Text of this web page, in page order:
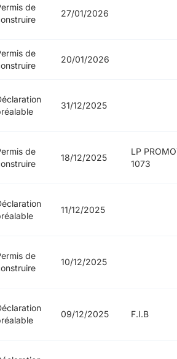
de
27/01/2026
de
20/01/2026
31/12/2025
de
18/12/2025
LP
1073
11/12/2025
de
10/12/2025
09/12/2025 F.I.B